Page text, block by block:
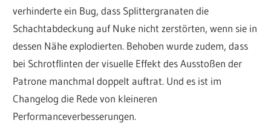
verhinderte ein Bug, dass Splittergranaten die
Schachtabdeckung auf Nuke nicht zerstörten, wenn sie in
dessen Nähe explodierten. Behoben wurde zudem, dass
bei Schrotflinten der visuelle Effekt des Ausstoßen der
Patrone manchmal doppelt auftrat. Und es ist im
Changelog die Rede von kleineren
Performanceverbesserungen.